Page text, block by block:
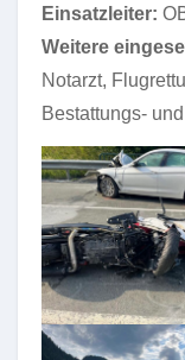
Einsatzleiter:
Weitere
Notarzt,
Bestattungs-